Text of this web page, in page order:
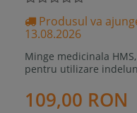
Produsul va
13.08.2026
Minge medicinala
pentru utilizare
109,00 RON